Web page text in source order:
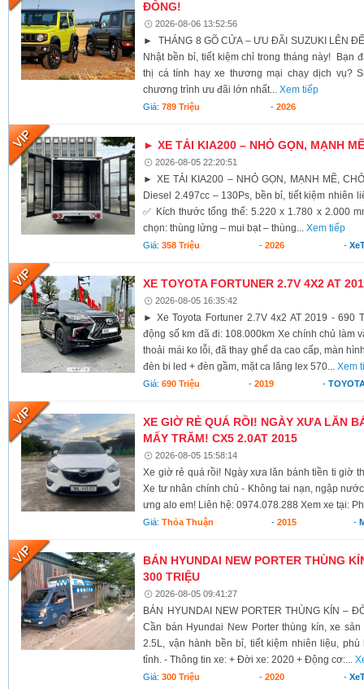
ĐỒNG!
2026-08-06 13:52:56
► THÁNG 8 GÕ CỬA – ƯU ĐÃI SUZUKI LÊN
Nhật bền bỉ, tiết kiệm chỉ trong tháng này! Bạn
thị cá tính hay xe thương mại chạy dịch vụ?
chương trình ưu đãi lớn nhất...Xem tiếp
Giá:789 Triệu - 2026
► XE TẢI KIA200 – NHỎ GỌN, MẠNH
2026-08-05 22:20:51
► XE TẢI KIA200 – NHỎ GỌN, MẠNH MẼ,
Diesel 2.497cc – 130Ps, bền bỉ, tiết kiệm nhiên
✅ Kích thước tổng thể: 5.220 x 1.780 x 2.000
chọn: thùng lửng – mui bạt – thùng...Xem tiếp
Giá:358 Triệu -2026 -
XE TOYOTA FORTUNER 2.7V 4X2 AT
2026-08-05 16:35:42
► Xe Toyota Fortuner 2.7V 4x2 AT 2019 - 690
động số km đã đi: 108.000km Xe chính chủ làm
thoải mái ko lỗi, đã thay ghế da cao cấp, màn
đèn bi led + đèn gầm, mặt ca lăng lex 570...Xem
Giá:690 Triệu -2019 -
XE GIỜ RẺ QUÁ RỒI! NGÀY XƯA LĂN
MẤY TRĂM! CX5 2.0AT 2015
2026-08-05 15:58:14
Xe giờ rẻ quá rồi! Ngày xưa lăn bánh tiền ti giờ
Xe tư nhân chính chủ - Không tai nạn, ngập
ưng alo em! Liên hệ: 0974.078.288 Xem xe tại:
Giá:Thỏa Thuận - 2015 -
BÁN HYUNDAI NEW PORTER THÙNG
300 TRIỆU
2026-08-05 09:41:27
BÁN HYUNDAI NEW PORTER THÙNG KÍN –
Cần bán Hyundai New Porter thùng kín, xe
2.5L, vận hành bền bỉ, tiết kiệm nhiên liệu,
tỉnh. - Thông tin xe: + Đời xe: 2020 + Động cơ:...
Giá:300 Triệu -2020 -